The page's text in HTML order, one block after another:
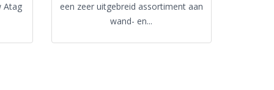
Atag
een zeer uitgebreid assortiment aan
wand- en...